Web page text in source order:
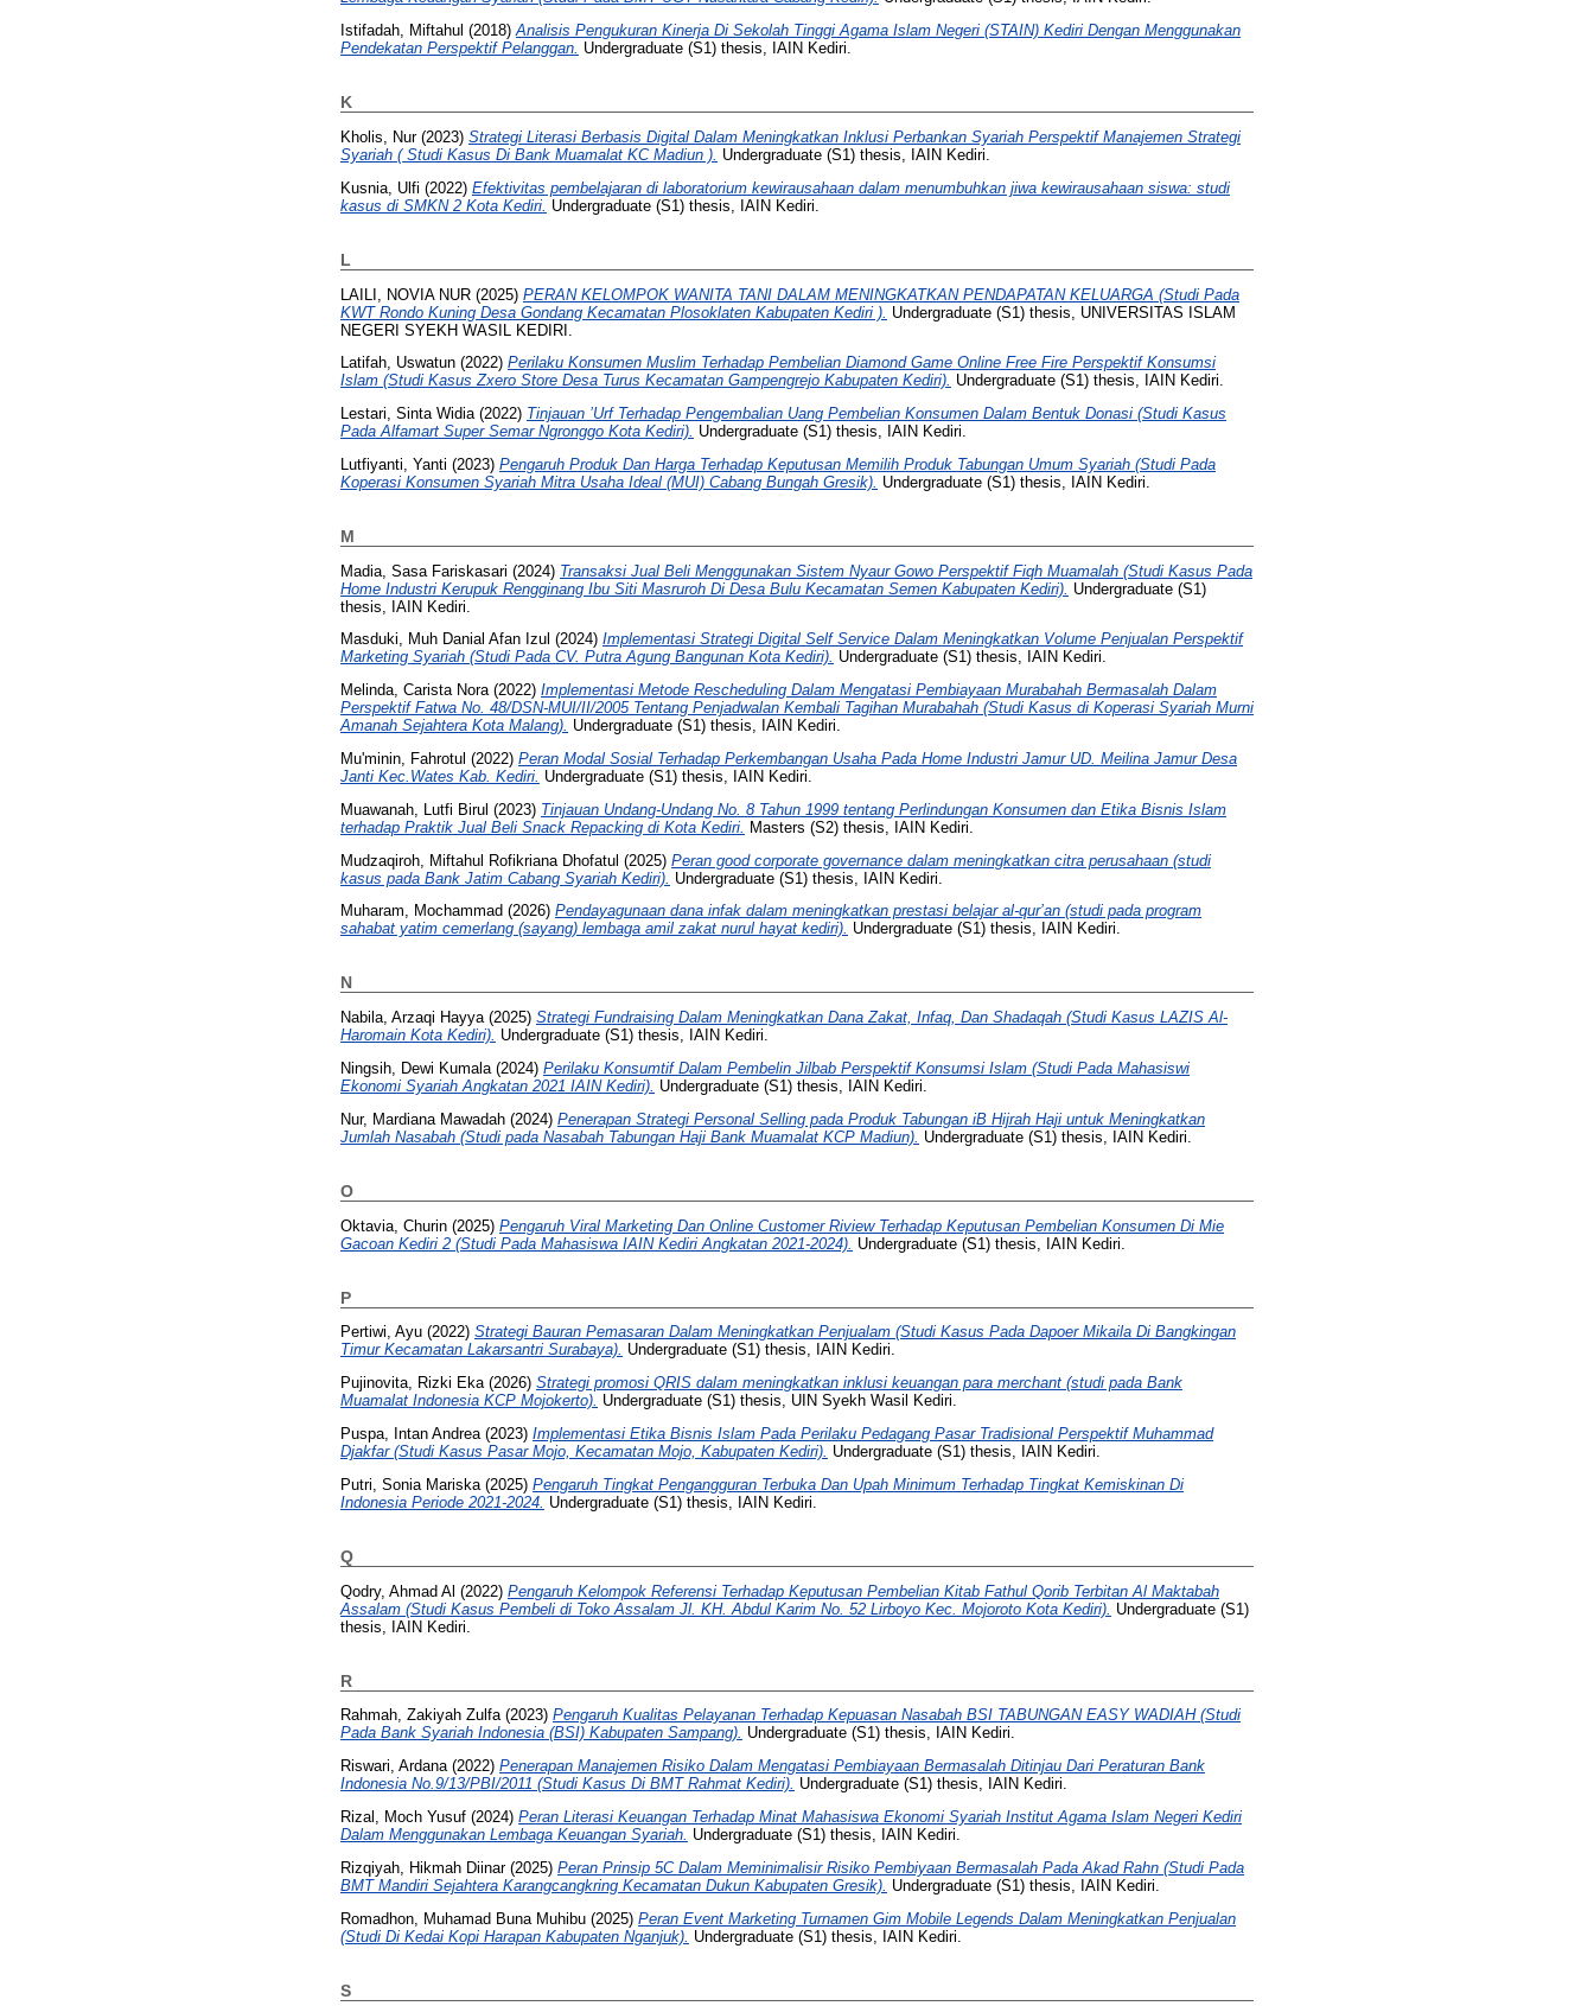
Istifadah, Miftahul (2018)Analisis Pengukuran Kinerja Di Sekolah Tinggi Agama Islam Negeri (STAIN) Kediri Dengan Menggunakan
Pendekatan Perspektif Pelanggan. Undergraduate (S1) thesis, IAIN Kediri.
K
Kholis, Nur(2023) Strategi Literasi Berbasis Digital Dalam Meningkatkan Inklusi Perbankan Syariah Perspektif Manajemen Strategi
Syariah ( Studi Kasus Di Bank Muamalat KC Madiun ). Undergraduate (S1) thesis, IAIN Kediri.
Kusnia, Ulfi (2022) Efektivitas pembelajaran di laboratorium kewirausahaan dalam menumbuhkan jiwa kewirausahaan siswa: studi
kasus di SMKN 2 Kota Kediri. Undergraduate (S1) thesis, IAIN Kediri.
L
LAILI, NOVIA NUR (2025) PERAN KELOMPOK WANITA TANI DALAM MENINGKATKAN PENDAPATAN KELUARGA (Studi Pada
KWT Rondo Kuning Desa Gondang Kecamatan Plosoklaten Kabupaten Kediri ). Undergraduate (S1) thesis, UNIVERSITAS ISLAM
NEGERI SYEKH WASIL KEDIRI.
Latifah, Uswatun (2022) Perilaku Konsumen Muslim Terhadap Pembelian Diamond Game Online Free Fire Perspektif Konsumsi
Islam (Studi Kasus Zxero Store Desa Turus Kecamatan Gampengrejo Kabupaten Kediri). Undergraduate (S1) thesis, IAIN Kediri.
Lestari, Sinta Widia(2022) Tinjauan ’Urf Terhadap Pengembalian Uang Pembelian Konsumen Dalam Bentuk Donasi (Studi Kasus
Pada Alfamart Super Semar Ngronggo Kota Kediri). Undergraduate (S1) thesis, IAIN Kediri.
Lutfiyanti, Yanti (2023) Pengaruh Produk Dan Harga Terhadap Keputusan Memilih Produk Tabungan Umum Syariah (Studi Pada
Koperasi Konsumen Syariah Mitra Usaha Ideal (MUI) Cabang Bungah Gresik). Undergraduate (S1) thesis, IAIN Kediri.
M
Madia, Sasa Fariskasari (2024) Transaksi Jual Beli Menggunakan Sistem Nyaur Gowo Perspektif Fiqh Muamalah (Studi Kasus Pada
Home Industri Kerupuk Rengginang Ibu Siti Masruroh Di Desa Bulu Kecamatan Semen Kabupaten Kediri). Undergraduate (S1)
thesis, IAIN Kediri.
Masduki, Muh Danial Afan Izul (2024) Implementasi Strategi Digital Self Service Dalam Meningkatkan Volume Penjualan Perspektif
Marketing Syariah (Studi Pada CV. Putra Agung Bangunan Kota Kediri). Undergraduate (S1) thesis, IAIN Kediri.
Melinda, Carista Nora(2022) Implementasi Metode Rescheduling Dalam Mengatasi Pembiayaan Murabahah Bermasalah Dalam
Perspektif Fatwa No. 48/DSN-MUI/II/2005 Tentang Penjadwalan Kembali Tagihan Murabahah (Studi Kasus di Koperasi Syariah Murni
Amanah Sejahtera Kota Malang). Undergraduate (S1) thesis, IAIN Kediri.
Mu'minin, Fahrotul (2022) Peran Modal Sosial Terhadap Perkembangan Usaha Pada Home Industri Jamur UD. Meilina Jamur Desa
Janti Kec.Wates Kab. Kediri. Undergraduate (S1) thesis, IAIN Kediri.
Muawanah, Lutfi Birul (2023) Tinjauan Undang-Undang No. 8 Tahun 1999 tentang Perlindungan Konsumen dan Etika Bisnis Islam
terhadap Praktik Jual Beli Snack Repacking di Kota Kediri.
Masters (S2) thesis, IAIN Kediri.
Mudzaqiroh, Miftahul Rofikriana Dhofatul (2025) Peran good corporate governance dalam meningkatkan citra perusahaan (studi
kasus pada Bank Jatim Cabang Syariah Kediri). Undergraduate (S1) thesis, IAIN Kediri.
Muharam, Mochammad (2026) Pendayagunaan dana infak dalam meningkatkan prestasi belajar al-qur’an (studi pada program
sahabat yatim cemerlang (sayang) lembaga amil zakat nurul hayat kediri). Undergraduate (S1) thesis, IAIN Kediri.
N
Nabila, Arzaqi Hayya(2025) Strategi Fundraising Dalam Meningkatkan Dana Zakat, Infaq, Dan Shadaqah (Studi Kasus LAZIS Al-
Haromain Kota Kediri). Undergraduate (S1) thesis, IAIN Kediri.
Ningsih, Dewi Kumala(2024) Perilaku Konsumtif Dalam Pembelin Jilbab Perspektif Konsumsi Islam (Studi Pada Mahasiswi
Ekonomi Syariah Angkatan 2021 IAIN Kediri). Undergraduate (S1) thesis, IAIN Kediri.
Nur, Mardiana Mawadah (2024) Penerapan Strategi Personal Selling pada Produk Tabungan iB Hijrah Haji untuk Meningkatkan
Jumlah Nasabah (Studi pada Nasabah Tabungan Haji Bank Muamalat KCP Madiun). Undergraduate (S1) thesis, IAIN Kediri.
O
Oktavia, Churin (2025) Pengaruh Viral Marketing Dan Online Customer Riview Terhadap Keputusan Pembelian Konsumen Di Mie
Gacoan Kediri 2 (Studi Pada Mahasiswa IAIN Kediri Angkatan 2021-2024). Undergraduate (S1) thesis, IAIN Kediri.
P
Pertiwi, Ayu (2022) Strategi Bauran Pemasaran Dalam Meningkatkan Penjualam (Studi Kasus Pada Dapoer Mikaila Di Bangkingan
Timur Kecamatan Lakarsantri Surabaya). Undergraduate (S1) thesis, IAIN Kediri.
Pujinovita, Rizki Eka(2026) Strategi promosi QRIS dalam meningkatkan inklusi keuangan para merchant (studi pada Bank
Muamalat Indonesia KCP Mojokerto). Undergraduate (S1) thesis, UIN Syekh Wasil Kediri.
Puspa, Intan Andrea(2023) Implementasi Etika Bisnis Islam Pada Perilaku Pedagang Pasar Tradisional Perspektif Muhammad
Djakfar (Studi Kasus Pasar Mojo, Kecamatan Mojo, Kabupaten Kediri). Undergraduate (S1) thesis, IAIN Kediri.
Putri, Sonia Mariska (2025) Pengaruh Tingkat Pengangguran Terbuka Dan Upah Minimum Terhadap Tingkat Kemiskinan Di
Indonesia Periode 2021-2024. Undergraduate (S1) thesis, IAIN Kediri.
Q
Qodry, Ahmad Al (2022) Pengaruh Kelompok Referensi Terhadap Keputusan Pembelian Kitab Fathul Qorib Terbitan Al Maktabah
Assalam (Studi Kasus Pembeli di Toko Assalam Jl. KH. Abdul Karim No. 52 Lirboyo Kec. Mojoroto Kota Kediri). Undergraduate (S1)
thesis, IAIN Kediri.
R
Rahmah, Zakiyah Zulfa(2023) Pengaruh Kualitas Pelayanan Terhadap Kepuasan Nasabah BSI TABUNGAN EASY WADIAH (Studi
Pada Bank Syariah Indonesia (BSI) Kabupaten Sampang). Undergraduate (S1) thesis, IAIN Kediri.
Riswari, Ardana(2022) Penerapan Manajemen Risiko Dalam Mengatasi Pembiayaan Bermasalah Ditinjau Dari Peraturan Bank
Indonesia No.9/13/PBI/2011 (Studi Kasus Di BMT Rahmat Kediri). Undergraduate (S1) thesis, IAIN Kediri.
Rizal, Moch Yusuf (2024) Peran Literasi Keuangan Terhadap Minat Mahasiswa Ekonomi Syariah Institut Agama Islam Negeri Kediri
Dalam Menggunakan Lembaga Keuangan Syariah. Undergraduate (S1) thesis, IAIN Kediri.
Rizqiyah, Hikmah Diinar(2025) Peran Prinsip 5C Dalam Meminimalisir Risiko Pembiyaan Bermasalah Pada Akad Rahn (Studi Pada
BMT Mandiri Sejahtera Karangcangkring Kecamatan Dukun Kabupaten Gresik). Undergraduate (S1) thesis, IAIN Kediri.
Romadhon, Muhamad Buna Muhibu (2025) Peran Event Marketing Turnamen Gim Mobile Legends Dalam Meningkatkan Penjualan
(Studi Di Kedai Kopi Harapan Kabupaten Nganjuk). Undergraduate (S1) thesis, IAIN Kediri.
S